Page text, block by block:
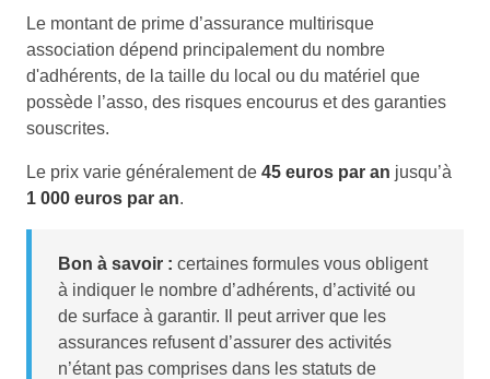
Le montant de prime d’assurance multirisque
association dépend principalement du nombre
d'adhérents, de la taille du local ou du matériel que
possède l’asso, des risques encourus et des garanties
souscrites.
Le prix varie généralement de 45 euros par an jusqu’à
1 000 euros par an.
Bon à savoir : certaines formules vous obligent
à indiquer le nombre d’adhérents, d’activité ou
de surface à garantir. Il peut arriver que les
assurances refusent d’assurer des activités
n’étant pas comprises dans les statuts de